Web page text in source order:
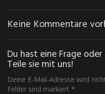
Keine Kommentare
Du hast eine Frage
Teile sie mit uns!
Deine E-Mail-Adresse wird
Felder sind markiert *